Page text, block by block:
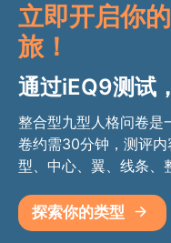
立即开启你
旅！
通过iEQ9测试，
整合型九型人格问卷是
卷约需30分钟，测评
型、中心、翼、线条、
探索你的类型